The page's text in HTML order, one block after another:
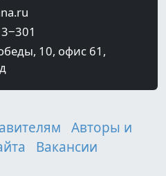
10, офис 61,
Авторы и
Вакансии